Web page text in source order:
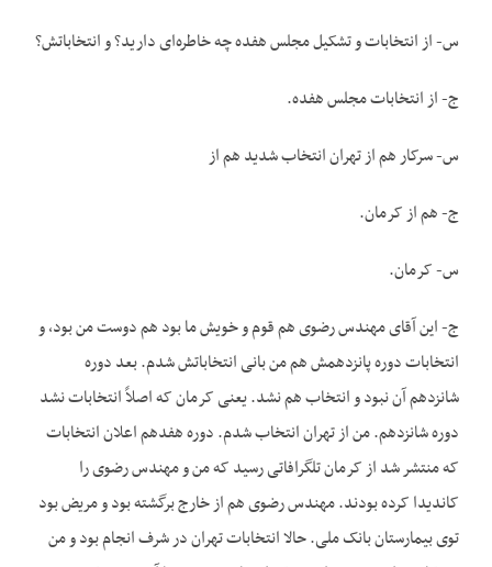
س- از انتخابات و تشکیل مجلس هفده چه خاطره‌ای دارید؟ و انتخاباتش؟
ج- از انتخابات مجلس هفده.
س- سرکار هم از تهران انتخاب شدید هم از
ج- هم از کرمان.
س- کرمان.
ج- این آقای مهندس رضوی هم قوم و خویش ما بود هم دوست من بود، و
انتخابات دوره پانزدهمش هم من بانی انتخاباتش شدم. بعد دوره
شانزدهم آن نبود و انتخاب هم نشد. یعنی کرمان که اصلاً انتخابات نشد
دوره شانزدهم. من از تهران انتخاب شدم. دوره هفدهم اعلان انتخابات
که منتشر شد از کرمان تلگرافاتی رسید که من و مهندس رضوی را
کاندیدا کرده بودند. مهندس رضوی هم از خارج برگشته بود و مریض بود
توی بیمارستان بانک ملی. حالا انتخابات تهران در شرف انجام بود و من